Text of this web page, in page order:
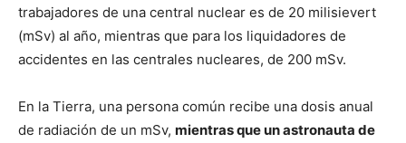
trabajadores de una central nuclear es de 20 milisievert
(mSv) al año, mientras que para los liquidadores de
accidentes en las centrales nucleares, de 200 mSv.
En la Tierra, una persona común recibe una dosis anual
de radiación de un mSv, mientras que un astronauta de